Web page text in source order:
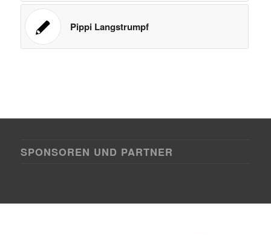
Pippi Langstrumpf
SPONSOREN UND PARTNER